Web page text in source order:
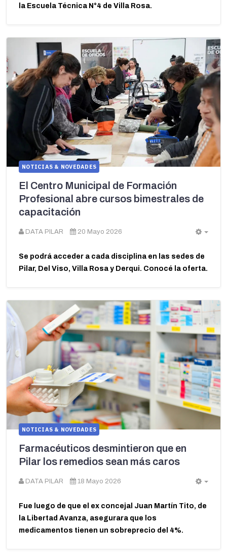
la Escuela Técnica N°4 de Villa Rosa.
NOTICIAS & NOVEDADES
El Centro Municipal de Formación
Profesional abre cursos bimestrales de
capacitación
DATA PILAR 20 Mayo 2026
Se podrá acceder a cada disciplina en las sedes de
Pilar, Del Viso, Villa Rosa y Derqui. Conocé la oferta.
NOTICIAS & NOVEDADES
Farmacéuticos desmintieron que en
Pilar los remedios sean más caros
DATA PILAR 18 Mayo 2026
Fue luego de que el ex concejal Juan Martín Tito, de
la Libertad Avanza, asegurara que los
medicamentos tienen un sobreprecio del 4%.